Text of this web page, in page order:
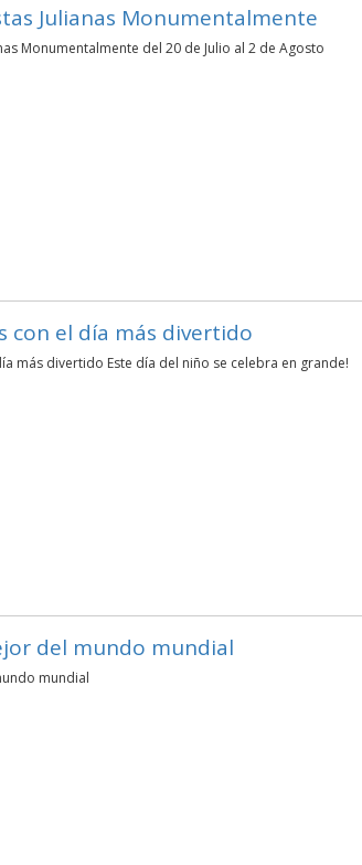
Julianas Monumentalmente
Monumentalmente del 20 de Julio al 2 de Agosto
con el día más divertido
más divertido Este día del niño se celebra en grande!
del mundo mundial
mundial